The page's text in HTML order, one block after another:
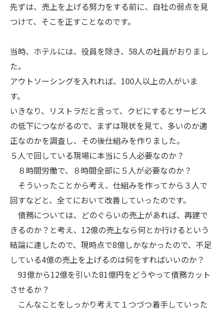
先ずは、売上を上げる努力をする前に、自社の弱点を見
つけて、そこを正すことなのです。
当時、ホテルには、役員を除き、58人の社員がおりまし
た。
アウトソーシングを入れれば、100人以上の人がいま
す。
いきなり、リストラだと言って、クビにするとサービス
の低下につながるので、まずは現状を見て、多いのか適
正なのかを調査し、その後仕組みを作りました。
５人で回している現場に本当に５人必要なのか？
８時間労働で、８時間全部に５人が必要なのか？
そういったことから考え、仕組みを作ってから３人で
回すなどと、全てにおいて改善していったのです。
債務については、どのぐらいの売上があれば、再建で
きるのか？と考え、12億の売上なら何とか行けるという
結論に達したので、現時点で8億しかなかったので、不足
している4億の売上を上げるのは何をすればいいのか？
93億から12億を引いた81億円をどうやって債務カット
させるか？
こんなことをしっかり考えて１つづつ着手していった